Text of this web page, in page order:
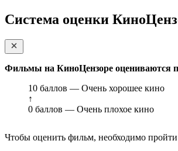
Система оценки
Фильмы на КиноЦензоре оцениваются
10 баллов — Очень хорошее кино
↑
0 баллов — Очень плохое кино
Чтобы оценить фильм, необходимо